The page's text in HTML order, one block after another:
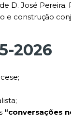
D. José
e construção
2026
“conversações